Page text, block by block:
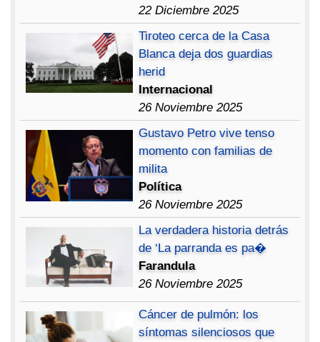
22 Diciembre 2025
Tiroteo cerca de la Casa
Blanca deja dos guardias
herid
Internacional
26 Noviembre 2025
Gustavo Petro vive tenso
momento con familias de
milita
Política
26 Noviembre 2025
La verdadera historia detrás
de ‘La parranda es pa�
Farandula
26 Noviembre 2025
Cáncer de pulmón: los
síntomas silenciosos que